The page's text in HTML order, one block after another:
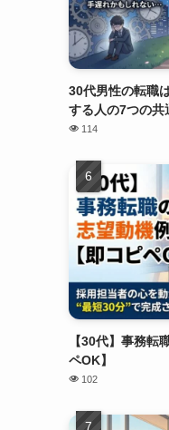
30代男性の転職
する人の7つの共
114
【30代】事務転
ペOK】
102